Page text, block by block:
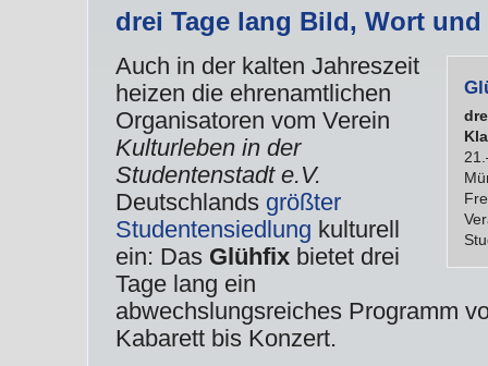
drei Tage lang Bild, Wort
Auch in der kalten Jahreszeit
heizen die ehrenamtlichen
Organisatoren vom Verein
Kulturleben in der
Studentenstadt e.V.
Deutschlands größter
Studentensiedlung kulturell
ein: Das Glühfix bietet drei
Tage lang ein
abwechslungsreiches Programm
Kabarett bis Konzert.